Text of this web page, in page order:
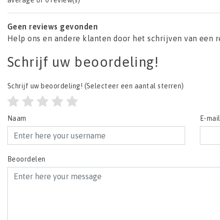
Geen reviews gevonden
Help ons en andere klanten door het schrijven van een
Schrijf uw beoordeling!
Schrijf uw beoordeling! (Selecteer een aantal sterren)
Naam E-mail
Beoordelen